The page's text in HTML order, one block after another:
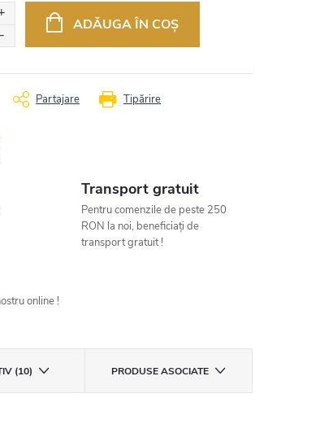
ADĂUGA ÎN COŞ
Tipărire
Partajare
Transport gratuit
Pentru comenzile de peste 250
RON la noi, beneficiați de
transport gratuit !
online !
(10) PRODUSE ASOCIATE